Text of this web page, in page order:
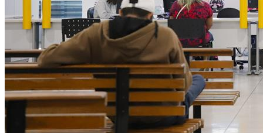
Brasileirão Série A
Brasileirão Série B
Paulistão
Copa do Brasil
Libertadores
Sul-Americana
Copa América
Champions League
Premier League
La Liga
Bundesliga
Mundial 2026